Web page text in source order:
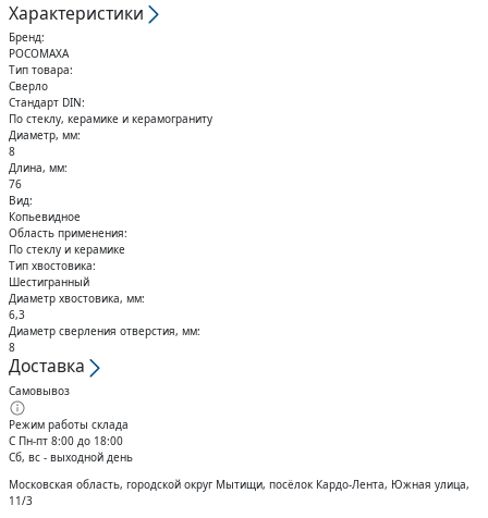
Гвозди
Спец.крепеж
Кольца стопорные
Клапаны
Гибкие вставки
Воздухо-распределители
Характеристики
Бренд:
РОСОМАХА
Тип товара:
Сверло
Стандарт DIN:
По стеклу, керамике и керамограниту
Диаметр, мм:
8
Длина, мм:
76
Вид:
Копьевидное
Область применения:
По стеклу и керамике
Тип хвостовика:
Шестигранный
Диаметр хвостовика, мм:
6,3
Диаметр сверления отверстия, мм:
8
Доставка
Самовывоз
Режим работы склада
С Пн-пт 8:00 до 18:00
Сб, вс - выходной день
Московская область, городской округ Мытищи, посёлок Кардо-Лента, Южная улица,
11/3